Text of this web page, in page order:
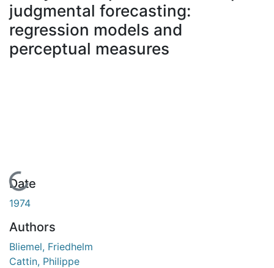
judgmental forecasting:
regression models and
perceptual measures
En cours de chargement...
Date
1974
Authors
Bliemel, Friedhelm
Cattin, Philippe